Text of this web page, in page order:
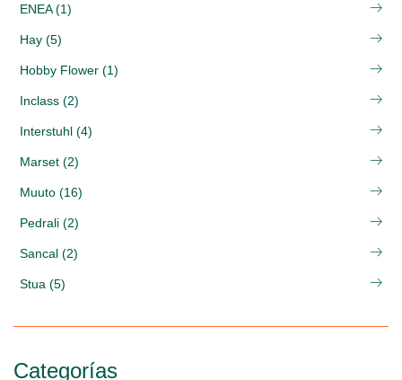
ENEA (1)
Hay (5)
Hobby Flower (1)
Inclass (2)
Interstuhl (4)
Marset (2)
Muuto (16)
Pedrali (2)
Sancal (2)
Stua (5)
Categorías